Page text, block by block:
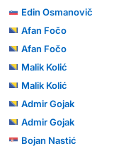
Edin Osmanovič
Afan Fočo
Afan Fočo
Malik Kolić
Malik Kolić
Admir Gojak
Admir Gojak
Bojan Nastić